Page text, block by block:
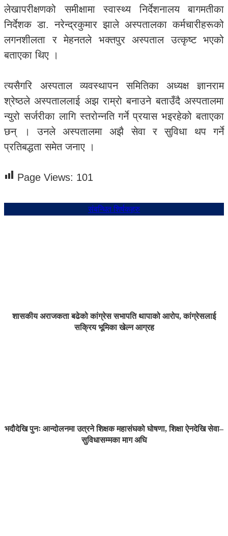
लेखापरीक्षणको समीक्षामा स्वास्थ्य निर्देशनालय बागमतीका
निर्देशक डा. नरेन्द्रकुमार झाले अस्पतालका कर्मचारीहरूको
लगनशीलता र मेहनतले भक्तपुर अस्पताल उत्कृष्ट भएको
बताएका थिए ।
त्यसैगरि अस्पताल व्यवस्थापन समितिका अध्यक्ष ज्ञानराम
श्रेष्ठले अस्पताललाई अझ राम्राे बनाउने बताउँदै अस्पतालमा
न्युरो सर्जरीका लागि स्तरोन्नति गर्ने प्रयास भइरहेको बताएका
छन् । उनले अस्पतालमा अझै सेवा र सुविधा थप गर्ने
प्रतिबद्धता समेत जनाए ।
Page Views: 101
संबन्धित शिर्षकहरु
शासकीय अराजकता बढेको कांग्रेस सभापति थापाको आरोप, कांग्रेसलाई
सक्रिय भूमिका खेल्न आग्रह
भदौदेखि पुनः आन्दोलनमा उत्रने शिक्षक महासंघको घोषणा, शिक्षा ऐनदेखि सेवा–
सुविधासम्मका माग अघि